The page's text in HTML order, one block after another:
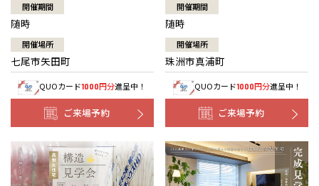
開催期間
随時
開催場所
七尾市矢田町
QUOカード1000円分進呈中！
ご来場予約
開催期間
随時
開催場所
珠洲市真浦町
QUOカード1000円分進呈中！
ご来場予約